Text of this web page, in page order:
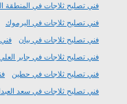
فني تصليح ثلاجات في المنطقة
فني تصليح ثلاجات في اليرموك
فني تصليح ثلاجات في بيان
فني تصليح ثلاجات في جابر
فني تصليح ثلاجات في حطين
فني تصليح ثلاجات في سعد